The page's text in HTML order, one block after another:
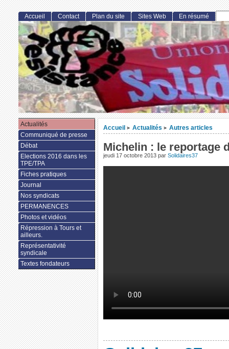
Accueil > Actualités > Autres articles
Michelin : le reportage
jeudi 17 octobre 2013 par Solidaires37
Accueil Contact Plan du site Sites Web En résumé
Actualités
Communiqué de presse
Débat
Elections 2016 dans les
TPE/TPA
Fiches pratiques
Journal
Nos syndicats
PERMANENCES
Photos et vidéos
Répression à Tours et
ailleurs.
Représentativité
syndicale
Textes fondateurs